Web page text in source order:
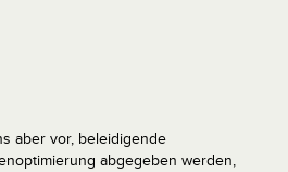
aber vor, beleidigende
abgegeben werden,